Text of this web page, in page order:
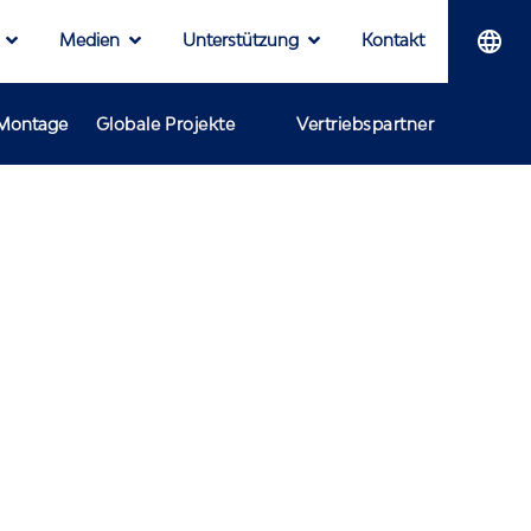
Medien Unterstützung Kontakt
Globale Projekte Vertriebspartner